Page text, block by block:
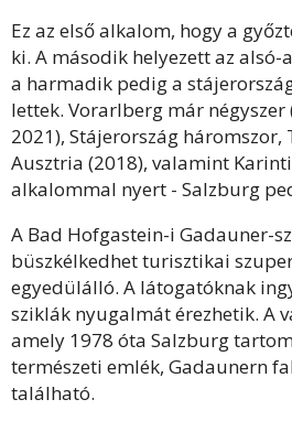
Ez az első alkalom, hogy a
ki. A második helyezett az
a harmadik pedig a
lettek. Vorarlberg már négyszer
2021), Stájerország háromszor,
Ausztria (2018), valamint
alkalommal nyert - Salzburg
A Bad Hofgastein-i Gadauner-
büszkélkedhet turisztikai
egyedülálló. A látogatóknak
sziklák nyugalmát érezhetik. A
amely 1978 óta Salzburg
természeti emlék, Gadaunern
található.